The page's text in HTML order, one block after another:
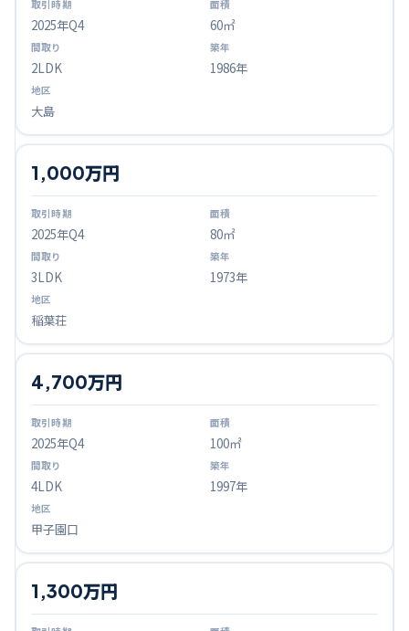
2025年Q4 60㎡
2LDK 1986年
大島
2025年Q4
1,000万円
80㎡
3LDK 1973年
稲葉荘
2025年Q4
4,700万円
100㎡
4LDK 1997年
甲子園口
1,300万円